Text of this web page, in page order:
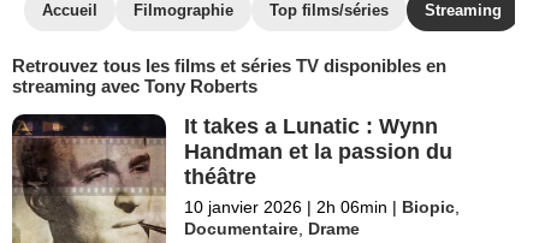
Accueil Filmographie Top films/séries Streaming
Retrouvez tous les films et séries TV disponibles en
streaming avec Tony Roberts
It takes a Lunatic : Wynn
Handman et la passion du
théâtre
10 janvier 2026 | 2h 06min | Biopic
Documentaire Drame